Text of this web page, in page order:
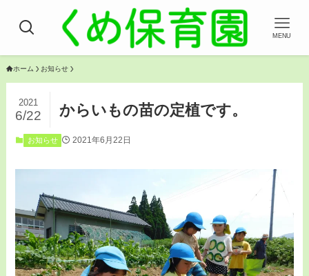
MENU
ホーム お知らせ
からいもの苗の定植です。
2021
6/22
お知らせ 2021年6月22日